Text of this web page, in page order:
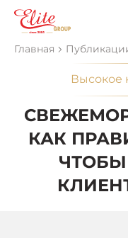
Главная
Высокое
КАК
ЧТОБЫ